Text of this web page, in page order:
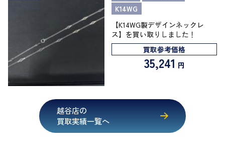
K14WG
【K14WG製デザインネックレ
ス】を買い取りしました！
買取参考価格
35,241 円
越谷店の
買取実績一覧へ